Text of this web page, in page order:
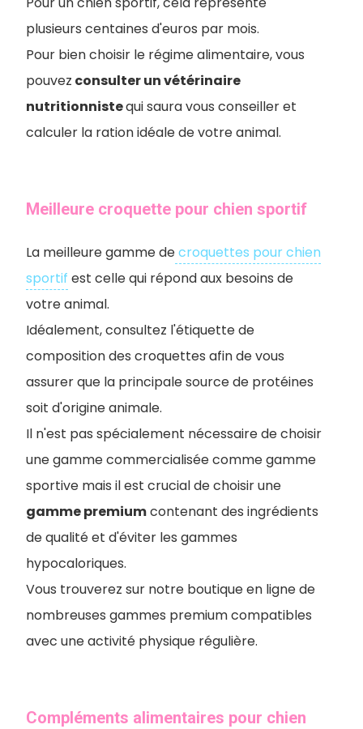
plusieurs centaines d'euros par mois.
Pour bien choisir le régime alimentaire, vous
pouvez consulter un vétérinaire
nutritionnistequi saura vous conseiller et
calculer la ration idéale de votre animal.
Meilleure croquette pour chien sportif
La meilleure gamme decroquettes pour chien
sportif est celle qui répond aux besoins de
votre animal.
Idéalement, consultez l'étiquette de
composition des croquettes afin de vous
assurer que la principale source de protéines
soit d'origine animale.
Il n'est pas spécialement nécessaire de choisir
une gamme commercialisée comme gamme
sportive mais il est crucial de choisir une
gamme premiumcontenant des ingrédients
de qualité et d'éviter les gammes
hypocaloriques.
Vous trouverez sur notre boutique en ligne de
nombreuses gammes premium compatibles
avec une activité physique régulière.
Compléments alimentaires pour chien